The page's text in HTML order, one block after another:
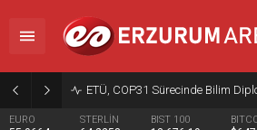
EURO STERLİN BIST 100